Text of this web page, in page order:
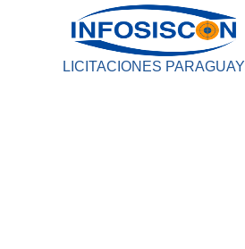
LICITACIONES PARAGUAY